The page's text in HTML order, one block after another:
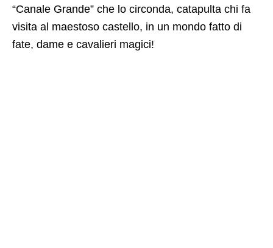
“Canale Grande” che lo circonda, catapulta chi fa
visita al maestoso castello, in un mondo fatto di
fate, dame e cavalieri magici!